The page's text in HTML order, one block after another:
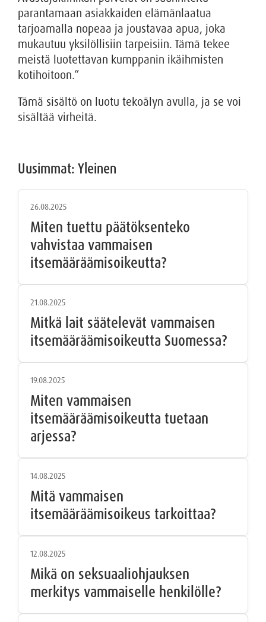
parantamaan asiakkaiden elämänlaatua
tarjoamalla nopeaa ja joustavaa apua, joka
mukautuu yksilöllisiin tarpeisiin. Tämä tekee
meistä luotettavan kumppanin ikäihmisten
kotihoitoon.”
Tämä sisältö on luotu tekoälyn avulla, ja se voi
sisältää virheitä.
Uusimmat: Yleinen
26.08.2025
Miten tuettu päätöksenteko
vahvistaa vammaisen
itsemääräämisoikeutta?
21.08.2025
Mitkä lait säätelevät vammaisen
itsemääräämisoikeutta Suomessa?
19.08.2025
Miten vammaisen
itsemääräämisoikeutta tuetaan
arjessa?
14.08.2025
Mitä vammaisen
itsemääräämisoikeus tarkoittaa?
12.08.2025
Mikä on seksuaaliohjauksen
merkitys vammaiselle henkilölle?